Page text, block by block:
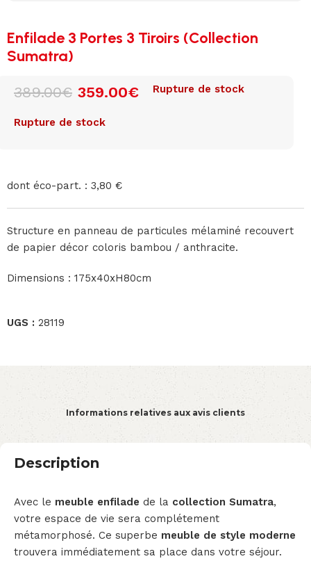
Enfilade 3 Portes 3 Tiroirs (Collection
Sumatra)
389.00€ 359.00€ Rupture de stock
Rupture de stock
dont éco-part. : 3,80 €
Structure en panneau de particules mélaminé recouvert
de papier décor coloris bambou / anthracite.
Dimensions : 175x40xH80cm
UGS : 28119
Informations relatives aux avis clients
Description
Avec le meuble enfilade de la collection Sumatra,
votre espace de vie sera complétement
métamorphosé. Ce superbe meuble de style moderne
trouvera immédiatement sa place dans votre séjour.